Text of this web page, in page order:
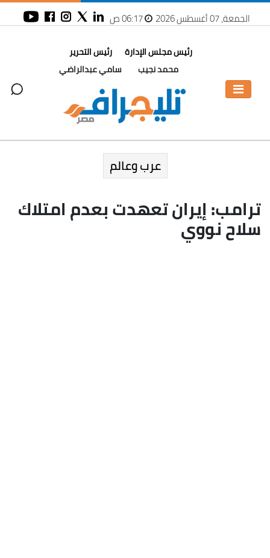
الجمعة، 07 أغسطس 2026 06:17 ص
رئيس مجلس الإدارة
محمد نجيب
رئيس التحرير
سامي عبدالراضي
عرب وعالم
ترامب: إيران تعهدت بعدم امتلاك
سلاح نووي